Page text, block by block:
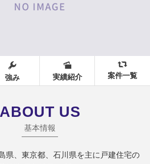
強み 実績紹介 案件一覧
ABOUT US
基本情報
県、東京都、石川県を主に戸建住宅の